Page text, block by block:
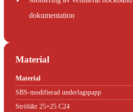
dokumentation
Material
Material
SBS-modifierad underlagspapp
Ströläkt 25×25 C24